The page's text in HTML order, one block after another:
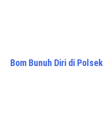
Bom Bunuh Diri di